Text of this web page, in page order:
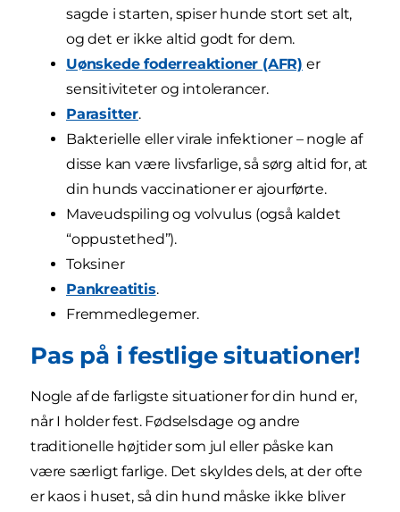
sagde i starten, spiser hunde stort set alt,
og det er ikke altid godt for dem.
Uønskede foderreaktioner (AFR) er
sensitiviteter og intolerancer.
Parasitter.
Bakterielle eller virale infektioner – nogle af
disse kan være livsfarlige, så sørg altid for, at
din hunds vaccinationer er ajourførte.
Maveudspiling og volvulus (også kaldet
“oppustethed”).
Toksiner
Pankreatitis.
Fremmedlegemer.
Pas på i festlige situationer!
Nogle af de farligste situationer for din hund er,
når I holder fest. Fødselsdage og andre
traditionelle højtider som jul eller påske kan
være særligt farlige. Det skyldes dels, at der ofte
er kaos i huset, så din hund måske ikke bliver